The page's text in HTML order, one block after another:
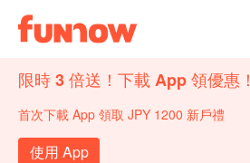
限時 3 倍送！下載 App 領優惠！
首次下載 App 領取 JPY 1200 新戶禮
使用 App